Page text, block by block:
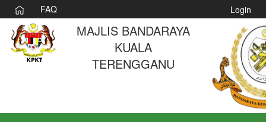
FAQ Login
MAJLIS BANDARAYA
KUALA
TERENGGANU